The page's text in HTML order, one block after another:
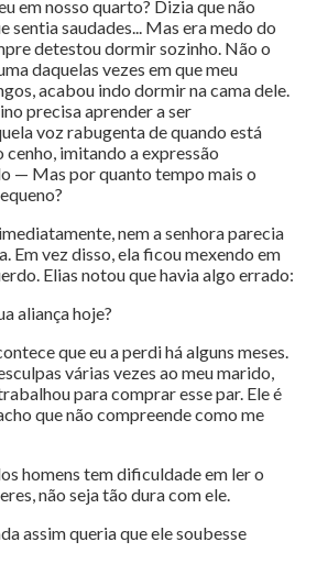
em nosso quarto? Dizia que não
sentia saudades... Mas era medo do
detestou dormir sozinho. Não o
daquelas vezes em que meu
acabou indo dormir na cama dele.
precisa aprender a ser
voz rabugenta de quando está
imitando a expressão
— Mas por quanto tempo mais o
nem a senhora parecia
Em vez disso, ela ficou mexendo em
Elias notou que havia algo errado:
aliança hoje?
que eu a perdi há alguns meses.
várias vezes ao meu marido,
para comprar esse par. Ele é
que não compreende como me
homens tem dificuldade em ler o
não seja tão dura com ele.
assim queria que ele soubesse